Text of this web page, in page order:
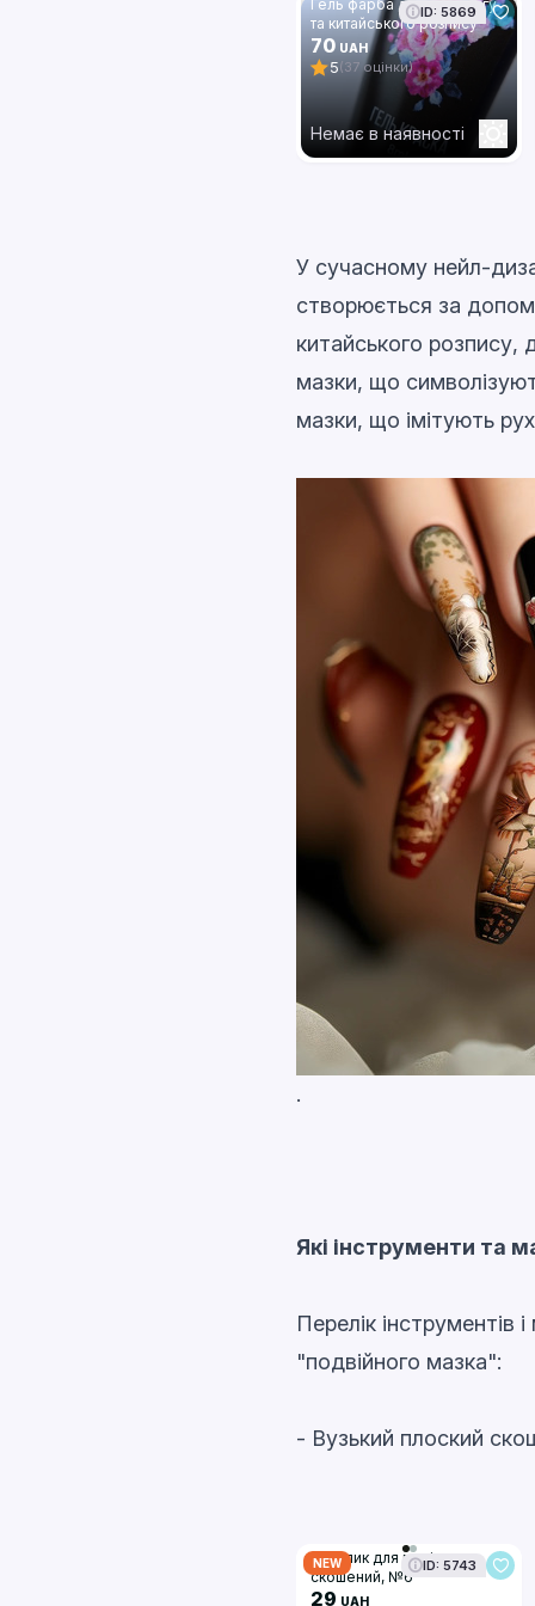
ID: 5869
Гель фарба для стемпінгу
та китайського розпису
Global Fashion, червоний,
8 мл 03
70 UAH
5(37 оцінки)
Немає в наявності
У сучасному нейл-
створюється за
китайського розпису,
мазки, що
мазки, що імітують
.
Які інструменти та
Перелік інструментів
"подвійного мазка":
- Вузький плоский
NEW ID: 5743
Пензлик для манікюру
скошений, №6
29 UAH